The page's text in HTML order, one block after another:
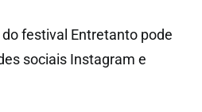
festival Entretanto pode
sociais Instagram e